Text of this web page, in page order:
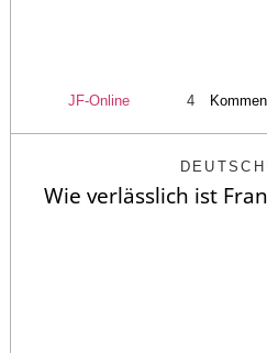
JF-Online 4
Wie verlässlich ist